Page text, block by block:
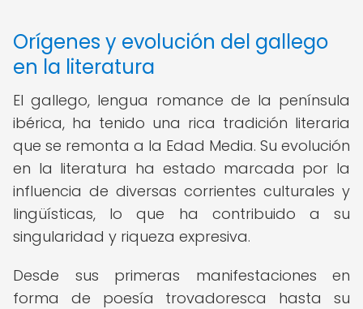
Orígenes y evolución del gallego
en la literatura
El gallego, lengua romance de la península
ibérica, ha tenido una rica tradición literaria
que se remonta a la Edad Media. Su evolución
en la literatura ha estado marcada por la
influencia de diversas corrientes culturales y
lingüísticas, lo que ha contribuido a su
singularidad y riqueza expresiva.
Desde sus primeras manifestaciones en
forma de poesía trovadoresca hasta su